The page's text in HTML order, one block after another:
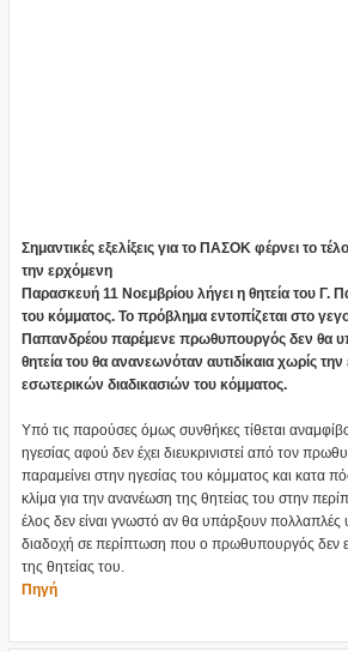
Σημαντικές εξελίξεις για το ΠΑΣΟΚ φέρνει το
την ερχόμενη
Παρασκευή 11 Νοεμβρίου λήγει η θητεία του
του κόμματος. Το πρόβλημα εντοπίζεται στο
Παπανδρέου παρέμενε πρωθυπουργός δεν θα
θητεία του θα ανανεωνόταν αυτιδίκαια χωρίς
εσωτερικών διαδικασιών του κόμματος.
Υπό τις παρούσες όμως συνθήκες τίθεται
ηγεσίας αφού δεν έχει διευκρινιστεί από τον
παραμείνει στην ηγεσίας του κόμματος και κατα
κλίμα για την ανανέωση της θητείας του στην
έλος δεν είναι γνωστό αν θα υπάρξουν πολλαπλές
διαδοχή σε περίπτωση που ο πρωθυπουργός δεν
της θητείας του.
Πηγή